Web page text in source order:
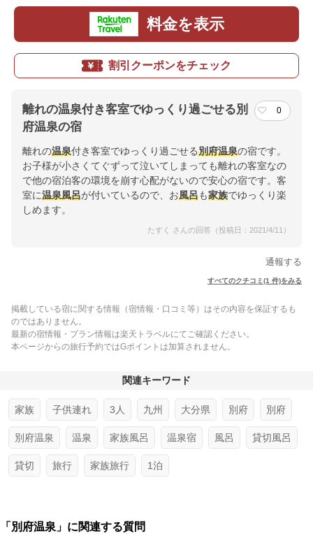
料金を表示
割引クーポンをチェック
離れの温泉付き客室でゆっくり過ごせる別
府温泉の宿
0
離れの温泉付き客室でゆっくり過ごせる別府温泉の宿です。
お子様が小さくてぐずって泣いてしまっても離れの客室なの
で他の宿泊客の環境を崩す心配がないので安心の宿です。客
室に温泉風呂が付いているので、お風呂も家族でゆっくり楽
しめます。
たすく さんの回答（投稿日：2021/4/11）
通報する
すべてのクチコミ(1 件)をみる
掲載している宿に関する情報（宿情報・口コミ等）はその内容を保証するも
のではありません。
最新の宿情報・プラン情報は楽天トラベルにてご確認ください。
本ページからの旅行予約ではGポイントは加算されません。
関連キーワード
家族 子供連れ 3人 九州 大分県 別府 別府
別府温泉 温泉 家族風呂 温泉宿 風呂 貸切風呂
貸切 旅行 家族旅行 1泊
「別府温泉」に関連する質問